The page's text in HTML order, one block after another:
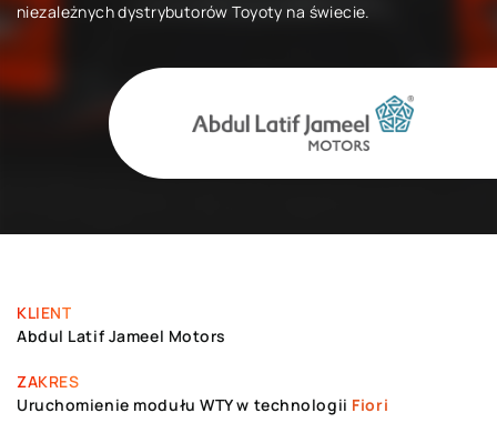
niezależnych dystrybutorów Toyoty na świecie.
KLIENT
Abdul Latif Jameel Motors
ZAKRES
Uruchomienie modułu WTY w technologii Fiori